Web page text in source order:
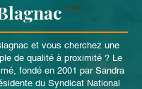
et vous cherchez une
de qualité à proximité ? Le
fondé en 2001 par Sandra
du Syndicat National